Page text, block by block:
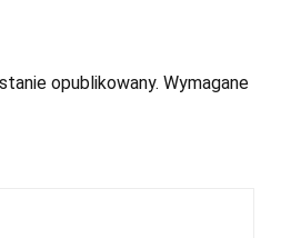
opublikowany. Wymagane